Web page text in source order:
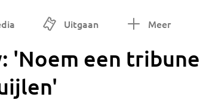
Uitgaan Meer
'Noem een tribune